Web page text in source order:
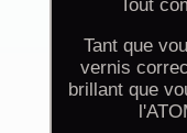
Tout
Tant que
vernis
brillant que